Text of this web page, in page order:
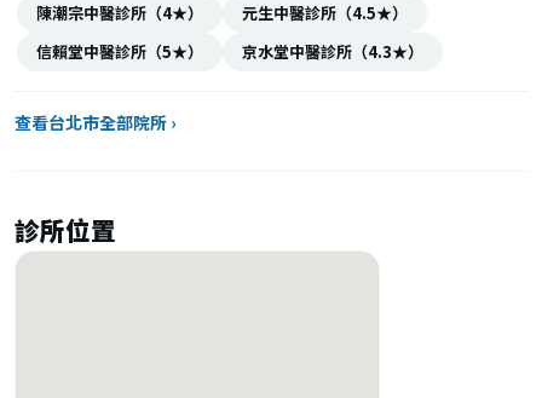
陳潮宗中醫診所（4★）
元生中醫診所（4.5★）
信賴堂中醫診所（5★）
京水堂中醫診所（4.3★）
查看台北市全部院所 ›
診所位置